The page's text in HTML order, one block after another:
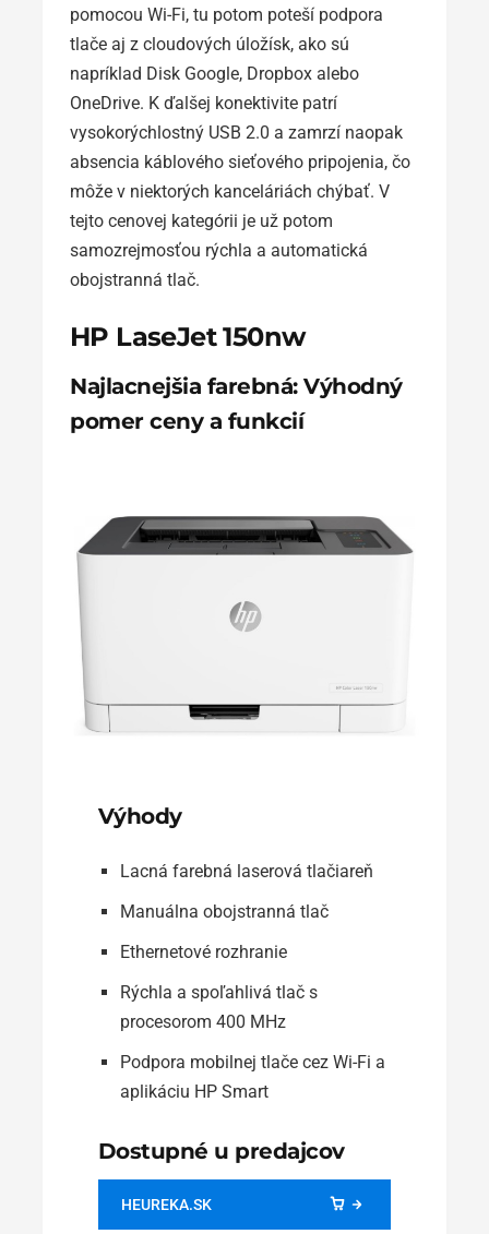
pomocou Wi-Fi, tu potom poteší podpora
tlače aj z cloudových úložísk, ako sú
napríklad Disk Google, Dropbox alebo
OneDrive. K ďalšej konektivite patrí
vysokorýchlostný USB 2.0 a zamrzí naopak
absencia káblového sieťového pripojenia, čo
môže v niektorých kanceláriách chýbať. V
tejto cenovej kategórii je už potom
samozrejmosťou rýchla a automatická
obojstranná tlač.
HP LaseJet 150nw
Najlacnejšia farebná: Výhodný
pomer ceny a funkcií
Výhody
Lacná farebná laserová tlačiareň
Manuálna obojstranná tlač
Ethernetové rozhranie
Rýchla a spoľahlivá tlač s
procesorom 400 MHz
Podpora mobilnej tlače cez Wi-Fi a
aplikáciu HP Smart
Dostupné u predajcov
HEUREKA.SK